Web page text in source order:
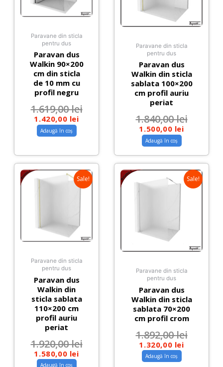
Paravane din sticla
pentru dus
Paravan dus
Walkin 90×200
cm din sticla
de 10 mm cu
profil negru
1.619,00lei
1.420,00 lei
Adaugă în coș
Paravane din sticla
pentru dus
Paravan dus
Walkin din sticla
sablata 100×200
cm profil auriu
periat
1.840,00lei
1.500,00 lei
Adaugă în coș
Sale!
Paravane din sticla
pentru dus
Paravan dus
Walkin din
sticla sablata
110×200 cm
profil auriu
periat
1.920,00lei
1.580,00 lei
Adaugă în coș
Sale!
Paravane din sticla
pentru dus
Paravan dus
Walkin din sticla
sablata 70×200
cm profil crom
1.892,00lei
1.320,00 lei
Adaugă în coș